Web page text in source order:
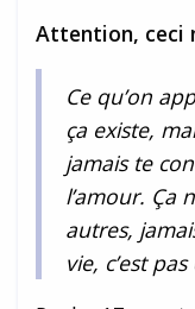
Attention, ceci
Ce qu’on
ça existe,
jamais te
l’amour. Ça
autres,
vie, c’est